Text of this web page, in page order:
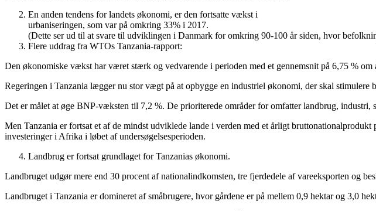
En anden tendens for landets økonomi, er den fortsatte vækst i
urbaniseringen, som var på omkring 33% i 2017.
(Dette ser ud til at svare til udviklingen i Danmark for omkring 90-100 år siden, hvor
Flere uddrag fra WTOs Tanzania-rapport:
Den økonomiske vækst har været stærk og vedvarende i perioden med et gennemsnit på 6,75 % om
Regeringen i Tanzania lægger nu stor vægt på at opbygge en industriel økonomi, der skal stimulere
Det er målet at øge BNP-væksten til 7,2 %. De prioriterede områder for omfatter landbrug, industri,
Men Tanzania er fortsat et af de mindst udviklede lande i verden med et årligt
investeringer i Afrika i løbet af undersøgelsesperioden.
Landbrug er fortsat grundlaget for Tanzanias økonomi.
Landbruget udgør mere end 30 procent af nationalindkomsten, tre fjerdedele af vareeksporten og
Landbruget i Tanzania er domineret af småbrugere, hvor gårdene er på mellem 0,9 hektar og 3,0